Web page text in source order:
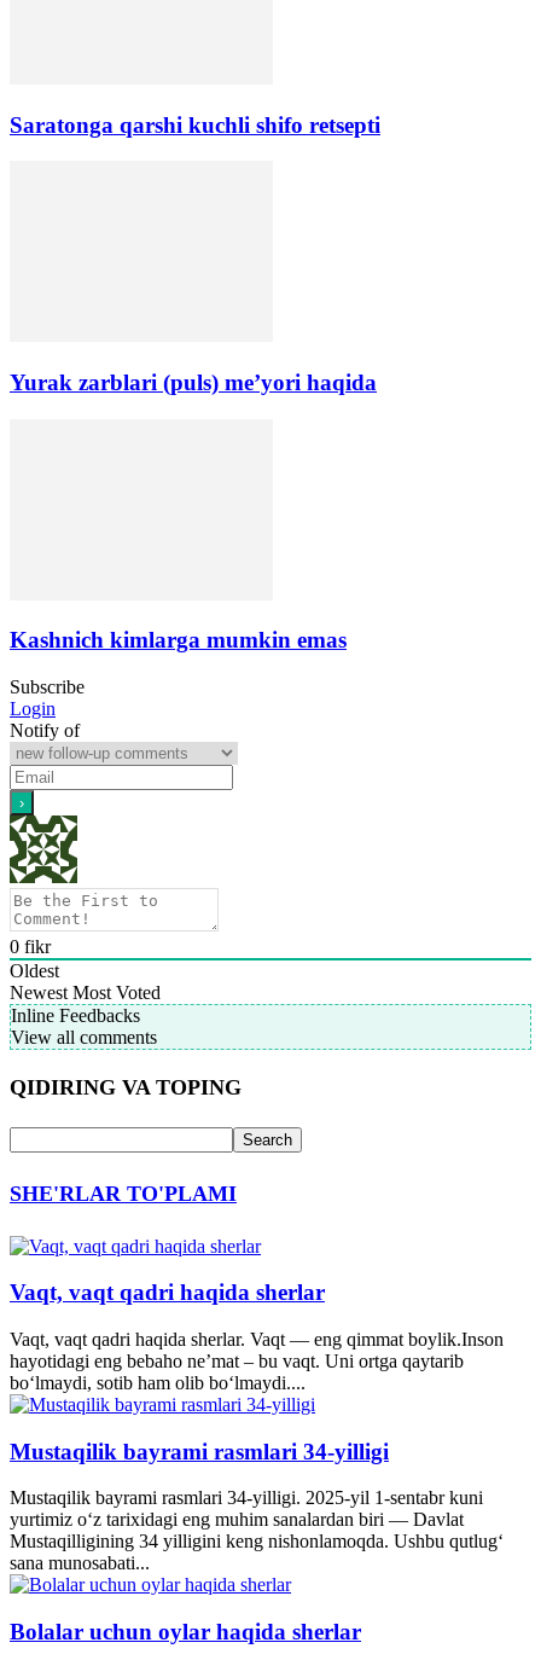
Saratonga qarshi kuchli shifo retsepti
Yurak zarblari (puls) me’yori haqida
Kashnich kimlarga mumkin emas
Subscribe
Login
Notify of
0 fikr
Oldest
Newest Most Voted
Inline Feedbacks
View all comments
QIDIRING VA TOPING
SHE'RLAR TO'PLAMI
Vaqt, vaqt qadri haqida sherlar
Vaqt, vaqt qadri haqida sherlar. Vaqt — eng qimmat boylik.Inson
hayotidagi eng bebaho ne’mat – bu vaqt. Uni ortga qaytarib
bo‘lmaydi, sotib ham olib bo‘lmaydi....
Mustaqilik bayrami rasmlari 34-yilligi
Mustaqilik bayrami rasmlari 34-yilligi. 2025-yil 1-sentabr kuni
yurtimiz o‘z tarixidagi eng muhim sanalardan biri — Davlat
Mustaqilligining 34 yilligini keng nishonlamoqda. Ushbu qutlug‘
sana munosabati...
Bolalar uchun oylar haqida sherlar